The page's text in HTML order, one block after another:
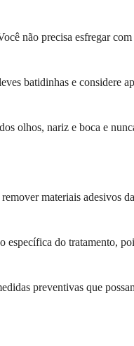
não precisa esfregar
batidinhas e considere
olhos, nariz e boca e
materiais adesivos
do tratamento,
preventivas que